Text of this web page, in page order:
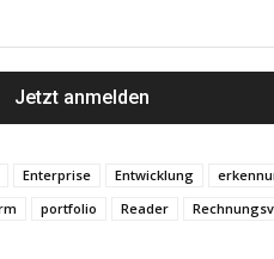
Enterprise Entwicklung
portfolio Reader